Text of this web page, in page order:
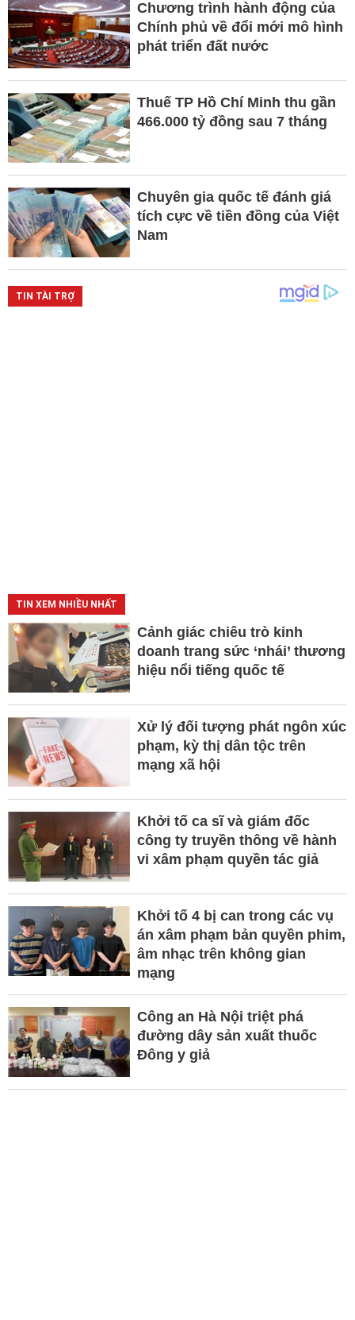
Chương trình hành động của
Chính phủ về đổi mới mô hình
phát triển đất nước
Thuế TP Hồ Chí Minh thu gần
466.000 tỷ đồng sau 7 tháng
Chuyên gia quốc tế đánh giá
tích cực về tiền đồng của Việt
Nam
TIN XEM NHIỀU NHẤT
Cảnh giác chiêu trò kinh
doanh trang sức ‘nhái’ thương
hiệu nổi tiếng quốc tế
Xử lý đối tượng phát ngôn xúc
phạm, kỳ thị dân tộc trên
mạng xã hội
Khởi tố ca sĩ và giám đốc
công ty truyền thông về hành
vi xâm phạm quyền tác giả
Khởi tố 4 bị can trong các vụ
án xâm phạm bản quyền phim,
âm nhạc trên không gian
mạng
Công an Hà Nội triệt phá
đường dây sản xuất thuốc
Đông y giả